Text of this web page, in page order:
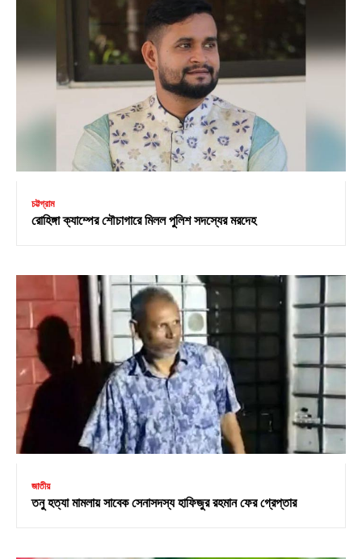
চট্টগ্রাম
রোহিঙ্গা ক্যাম্পের শৌচাগারে মিলল পুলিশ সদস্যের মরদেহ
জাতীয়
তনু হত্যা মামলায় সাবেক সেনাসদস্য হাফিজুর রহমান ফের গ্রেপ্তার